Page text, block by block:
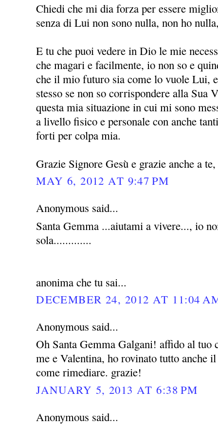
Chiedi che mi dia forza per essere
senza di Lui non sono nulla, non ho
E tu che puoi vedere in Dio le mie
che magari e facilmente, io non so e
che il mio futuro sia come lo vuole Lui,
stesso se non so corrispondere alla Sua
questa mia situazione in cui mi sono
a livello fisico e personale con anche
forti per colpa mia.
Grazie Signore Gesù e grazie anche a
MAY 6, 2012 AT 9:47 PM
Anonymous said...
Santa Gemma ...aiutami a vivere..., io
sola.............
anonima che tu sai...
DECEMBER 24, 2012 AT 11:04
Anonymous said...
Oh Santa Gemma Galgani! affido al tuo
me e Valentina, ho rovinato tutto anche
come rimediare. grazie!
JANUARY 5, 2013 AT 6:38 PM
Anonymous said...